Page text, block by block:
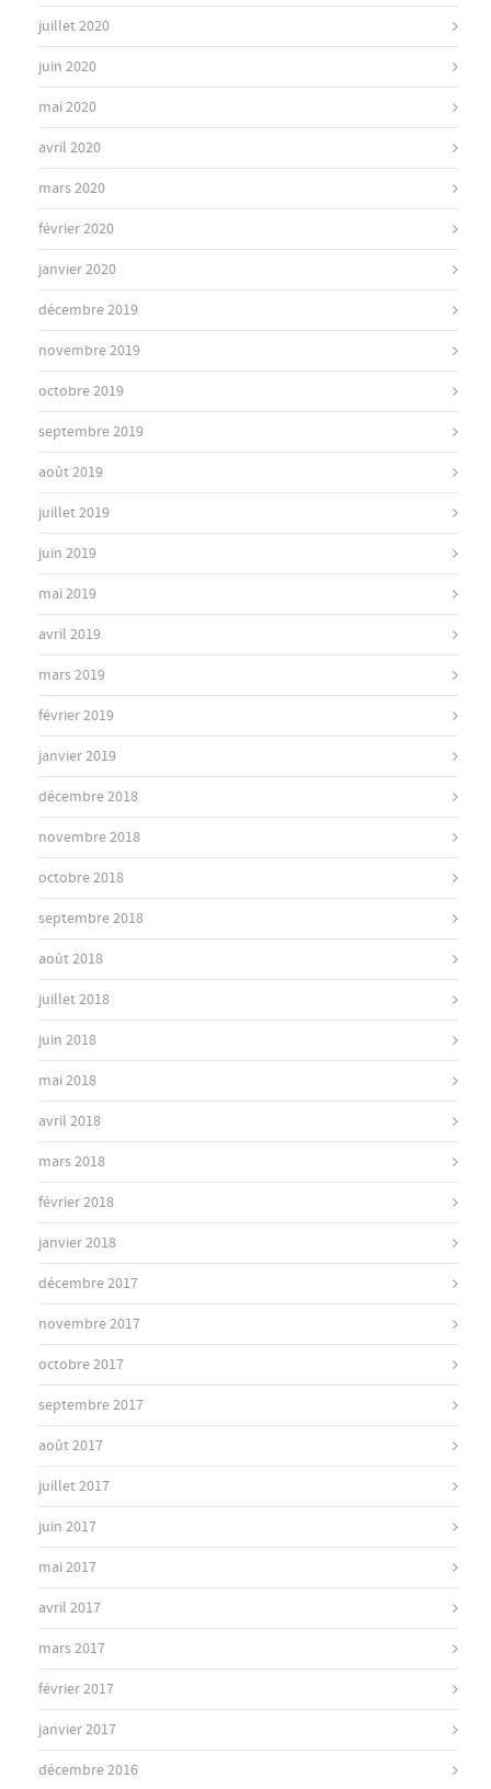
juillet 2020
juin 2020
mai 2020
avril 2020
mars 2020
février 2020
janvier 2020
décembre 2019
novembre 2019
octobre 2019
septembre 2019
août 2019
juillet 2019
juin 2019
mai 2019
avril 2019
mars 2019
février 2019
janvier 2019
décembre 2018
novembre 2018
octobre 2018
septembre 2018
août 2018
juillet 2018
juin 2018
mai 2018
avril 2018
mars 2018
février 2018
janvier 2018
décembre 2017
novembre 2017
octobre 2017
septembre 2017
août 2017
juillet 2017
juin 2017
mai 2017
avril 2017
mars 2017
février 2017
janvier 2017
décembre 2016